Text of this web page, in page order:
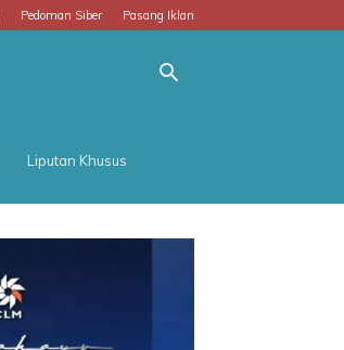
Pedoman Siber Pasang Iklan
Liputan Khusus